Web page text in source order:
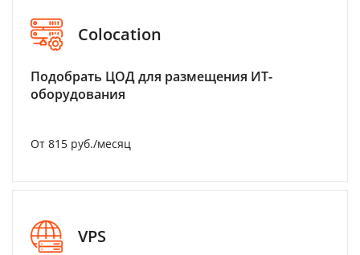
Colocation
Подобрать ЦОД для размещения ИТ-
оборудования
От 815 руб./месяц
VPS